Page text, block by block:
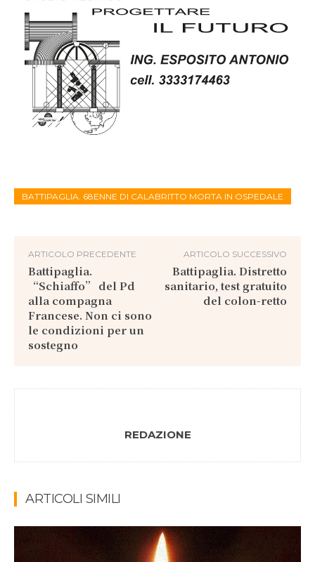
BATTIPAGLIA. 68ENNE DI CALABRITTO MORTA IN OSPEDALE
ARTICOLO PRECEDENTE
Battipaglia.
“Schiaffo” del Pd
alla compagna
Francese. Non ci sono
le condizioni per un
sostegno
ARTICOLO SUCCESSIVO
Battipaglia. Distretto
sanitario, test gratuito
del colon-retto
REDAZIONE
ARTICOLI SIMILI